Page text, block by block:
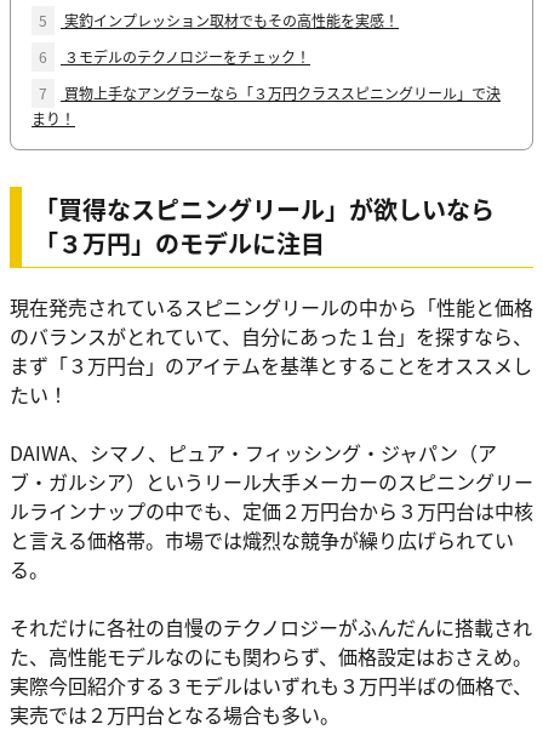
5
実釣インプレッション取材でもその高性能を実感！
6
３モデルのテクノロジーをチェック！
7
買物上手なアングラーなら「３万円クラススピニングリール」で決
まり！
「買得なスピニングリール」が欲しいなら
「３万円」のモデルに注目
現在発売されているスピニングリールの中から「性能と価格
のバランスがとれていて、自分にあった１台」を探すなら、
まず 「３万円台」 のアイテムを基準とすることをオススメし
たい！
DAIWA、シマノ、ピュア・フィッシング・ジャパン（ア
ブ・ガルシア）というリール大手メーカーのスピニングリー
ルラインナップの中でも、定価２万円台から３万円台は中核
と言える価格帯。市場では熾烈な競争が繰り広げられてい
る。
それだけに各社の自慢のテクノロジーがふんだんに搭載され
た、高性能モデルなのにも関わらず、価格設定はおさえめ。
実際今回紹介する３モデルはいずれも３万円半ばの価格で、
実売では２万円台となる場合も多い。